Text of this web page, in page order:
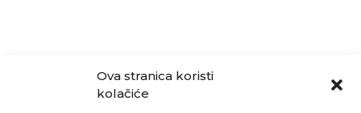
Ova stranica koristi
kolačiće